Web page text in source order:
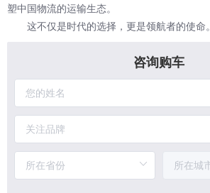
塑中国物流的运输生态。
这不仅是时代的选择，更是领航者的使命。
咨询购车